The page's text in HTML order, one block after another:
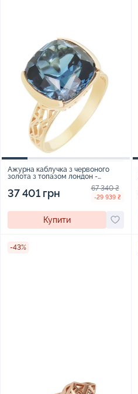
Ажурна каблучка з червоного
золота з топазом лондон -
37 401 грн 67 340 ₴
-29 939 ₴
Купити
-43%